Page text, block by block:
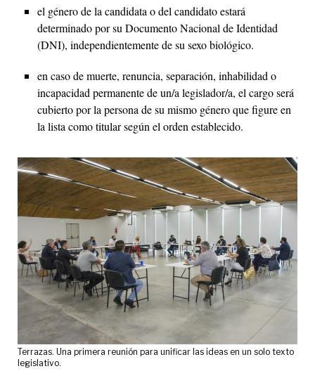
el género de la candidata o del candidato estará
determinado por su Documento Nacional de Identidad
(DNI), independientemente de su sexo biológico.
en caso de muerte, renuncia, separación, inhabilidad o
incapacidad permanente de un/a legislador/a, el cargo será
cubierto por la persona de su mismo género que figure en
la lista como titular según el orden establecido.
Terrazas. Una primera reunión para unificar las ideas en un solo texto
legislativo.